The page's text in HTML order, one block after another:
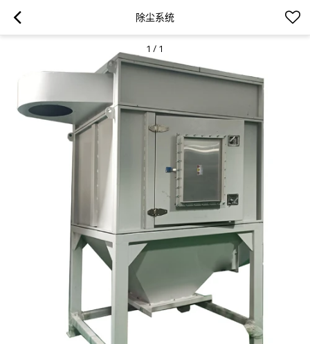
除尘系统
1 / 1